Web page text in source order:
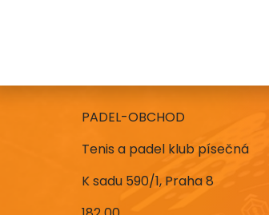
PADEL-OBCHOD
Tenis a padel klub písečná
K sadu 590/1, Praha 8